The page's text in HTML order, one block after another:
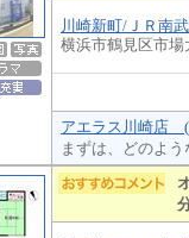
川崎新町/ＪＲ南
横浜市鶴見区市場
アエラス川崎店 (
まずは、どのよ